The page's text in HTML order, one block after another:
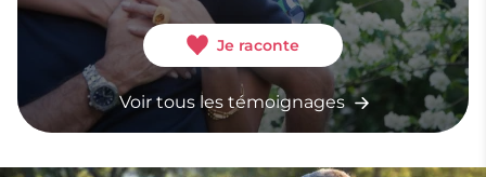
Je raconte
Voir tous les témoignages